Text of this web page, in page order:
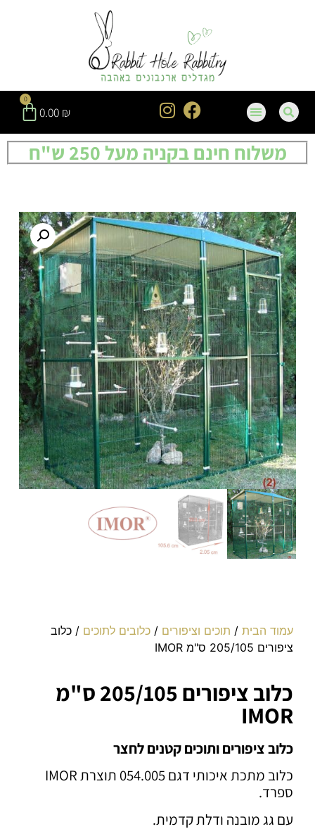
0.00 ₪
0
משלוח חינם בקניה מעל 250 ש"ח
עמוד הבית / תוכים וציפורים /כלובים לתוכים / כלוב
ציפורים 205/105 ס"מ IMOR
כלוב ציפורים 205/105 ס"מ
IMOR
כלוב ציפורים ותוכים קטנים לחצר
כלוב מתכת איכותי דגם 054.005 תוצרת IMOR
ספרד.
עם גג מובנה ודלת קדמית.